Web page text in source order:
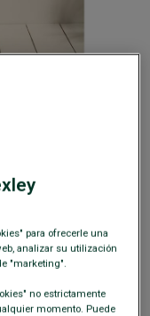
ligera de algodón y
para ofrecerle una
analizar su utilización
"marketing".
no estrictamente
momento. Puede